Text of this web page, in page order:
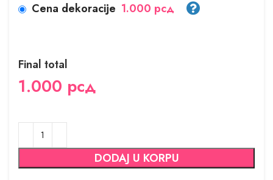
Cena dekoracije 1.000 рсд
Final total
1.000 рсд
DODAJ U KORPU